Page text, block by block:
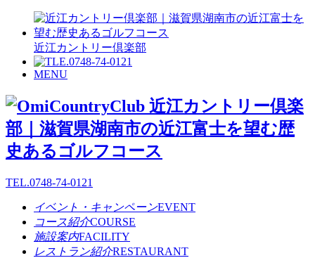
近江カントリー倶楽部
MENU
TEL.0748-74-0121
イベント・キャンペーンEVENT
コース紹介COURSE
施設案内FACILITY
レストラン紹介RESTAURANT